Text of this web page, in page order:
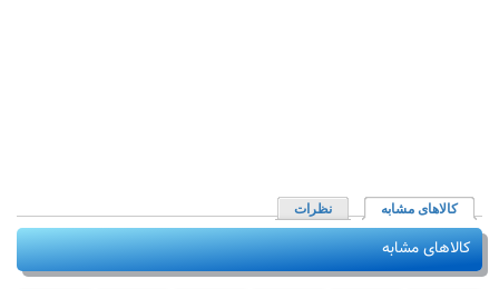
کالاهای مشابه (لبه فعال)نظرات
کالاهای مشابه